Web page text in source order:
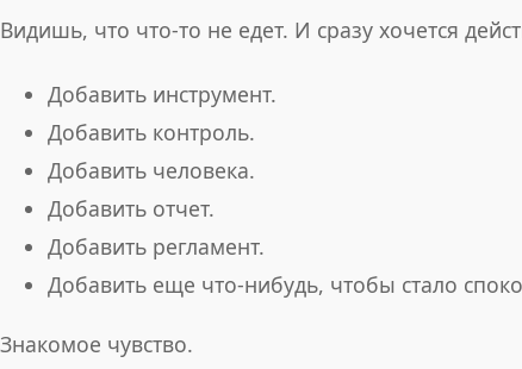
Видишь, что что-то не едет. И сразу хочется
Добавить инструмент.
Добавить контроль.
Добавить человека.
Добавить отчет.
Добавить регламент.
Добавить еще что-нибудь, чтобы стало
Знакомое чувство.